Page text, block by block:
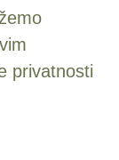
privatnosti